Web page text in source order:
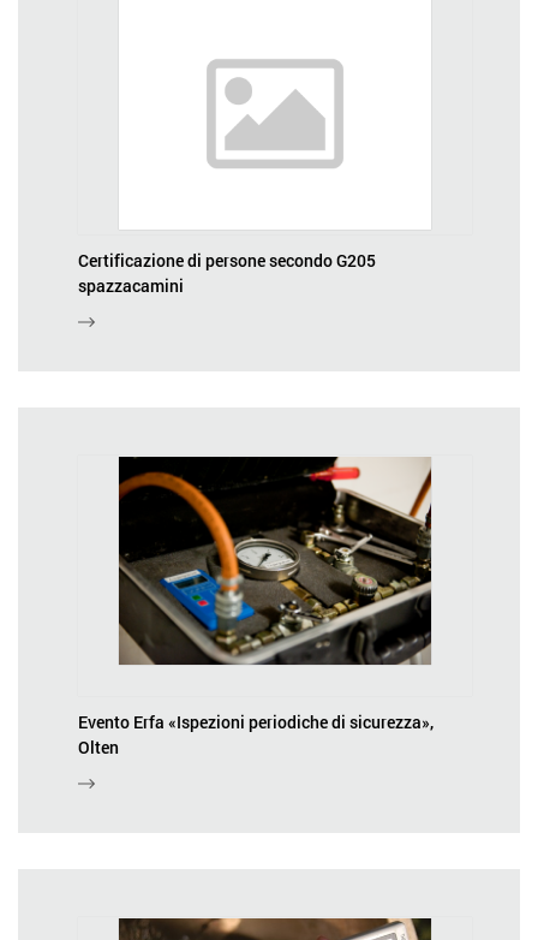
Certificazione di persone secondo G205
spazzacamini
Evento Erfa «Ispezioni periodiche di sicurezza»,
Olten